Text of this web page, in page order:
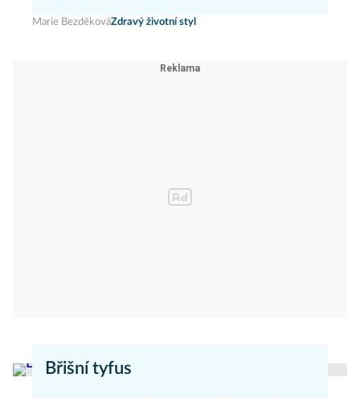
Marie BezděkováZdravý životní styl
Břišní tyfus